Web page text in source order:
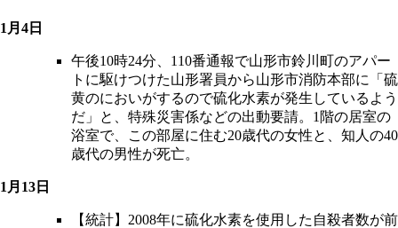
1月4日
午後10時24分、110番通報で山形市鈴川町のアパー
トに駆けつけた山形署員から山形市消防本部に「硫
黄のにおいがするので硫化水素が発生しているよう
だ」と、特殊災害係などの出動要請。1階の居室の
浴室で、この部屋に住む20歳代の女性と、知人の40
歳代の男性が死亡。
1月13日
【統計】2008年に硫化水素を使用した自殺者数が前